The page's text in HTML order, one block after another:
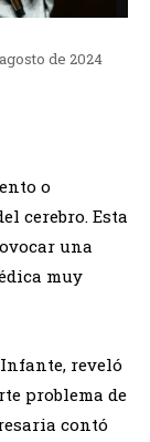
de 2024
o
cerebro. Esta
una
muy
Infante, reveló
problema de
contó